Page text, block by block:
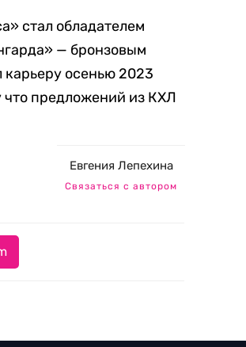
стал обладателем
— бронзовым
осенью 2023
что предложений из КХЛ
Евгения Лепехина
Связаться с автором